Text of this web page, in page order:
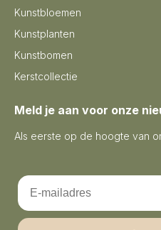
Kunstbloemen
Kunstplanten
Kunstbomen
Kerstcollectie
Meld je aan voor onze
Als eerste op de hoogte van
Email